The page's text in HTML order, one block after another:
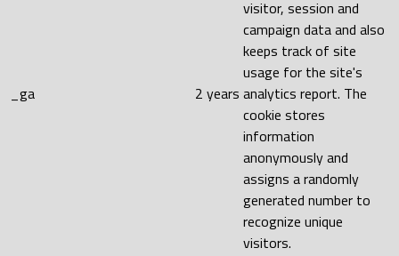
_ga 2 years
visitor, session and
campaign data and also
keeps track of site
usage for the site's
analytics report. The
cookie stores
information
anonymously and
assigns a randomly
generated number to
recognize unique
visitors.